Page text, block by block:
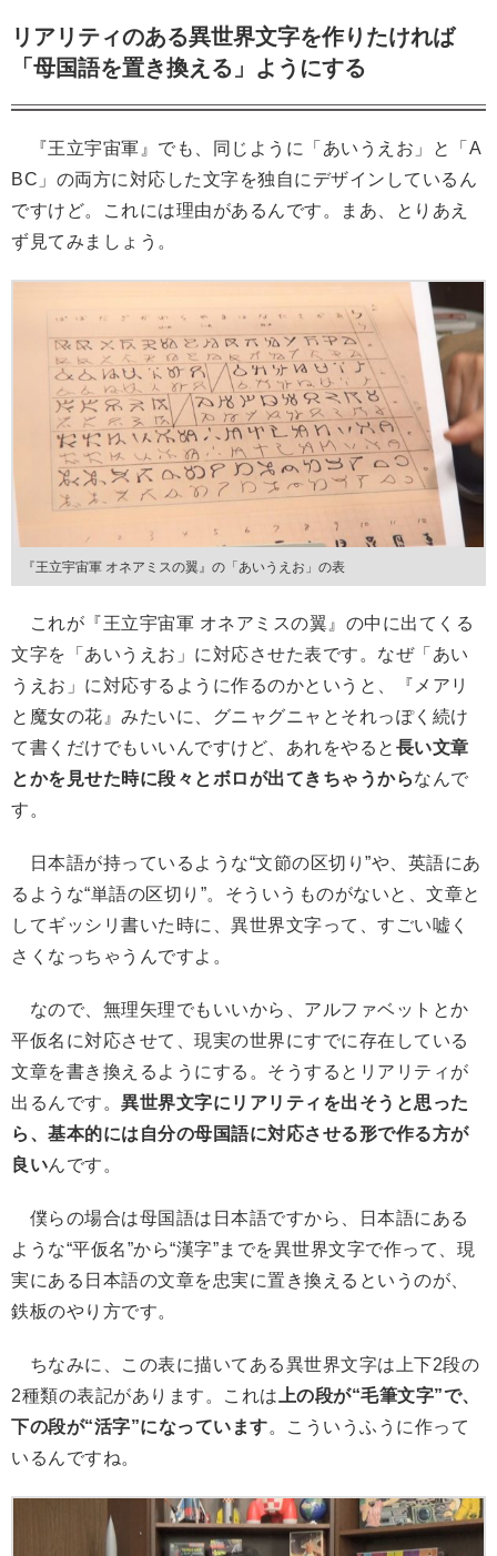
リアリティのある異世界文字を作りたければ
「母国語を置き換える」ようにする
『王立宇宙軍』でも、同じように「あいうえお」と「A
BC」の両方に対応した文字を独自にデザインしているん
ですけど。これには理由があるんです。まあ、とりあえ
ず見てみましょう。
『王立宇宙軍 オネアミスの翼』の「あいうえお」の表
これが『王立宇宙軍 オネアミスの翼』の中に出てくる
文字を「あいうえお」に対応させた表です。なぜ「あい
うえお」に対応するように作るのかというと、『メアリ
と魔女の花』みたいに、グニャグニャとそれっぽく続け
て書くだけでもいいんですけど、あれをやると 長い文章
とかを見せた時に段々とボロが出てきちゃうからなんで
す。
日本語が持っているような“文節の区切り”や、英語にあ
るような“単語の区切り”。そういうものがないと、文章と
してギッシリ書いた時に、異世界文字って、すごい嘘く
さくなっちゃうんですよ。
なので、無理矢理でもいいから、アルファベットとか
平仮名に対応させて、現実の世界にすでに存在している
文章を書き換えるようにする。そうするとリアリティが
出るんです。 異世界文字にリアリティを出そうと思った
ら、基本的には自分の母国語に対応させる形で作る方が
良いんです。
僕らの場合は母国語は日本語ですから、日本語にある
ような“平仮名”から“漢字”までを異世界文字で作って、現
実にある日本語の文章を忠実に置き換えるというのが、
鉄板のやり方です。
ちなみに、この表に描いてある異世界文字は上下2段の
2種類の表記があります。これは 上の段が“毛筆文字”で、
下の段が“活字”になっています。こういうふうに作って
いるんですね。